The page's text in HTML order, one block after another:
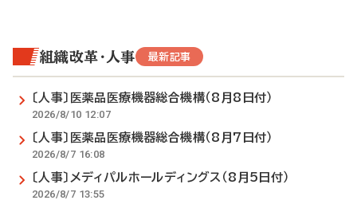
組織改革・人事 最新記事
〔人事〕医薬品医療機器総合機構（8月8日付）
2026/8/10 12:07
〔人事〕医薬品医療機器総合機構（8月7日付）
2026/8/7 16:08
〔人事〕メディパルホールディングス（8月5日付）
2026/8/7 13:55